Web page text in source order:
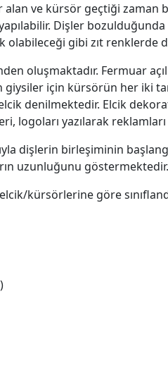
alan ve kürsör geçtiği
Dişler
olabileceği gibi zıt renklerde
oluşmaktadır. Fermuar
giysiler için kürsörün her iki
denilmektedir. Elcik
logoları yazılarak reklamları
dişlerin birleşiminin
uzunluğunu göstermektedir.
kürsörlerine göre